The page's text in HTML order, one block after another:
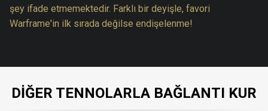
şey ifade etmemektedir. Farklı bir deyişle, favori
Warframe'in ilk sırada değilse endişelenme!
DIĞER TENNOLARLA BAĞLANTI KUR